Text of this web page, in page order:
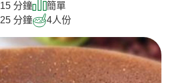
15 分鐘
簡單
25 分鐘
4人份